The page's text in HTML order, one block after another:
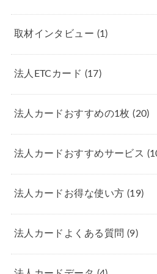
取材インタビュー (1)
法人ETCカード (17)
法人カードおすすめの1枚(20)
法人カードおすすめサービス
法人カードお得な使い方 (19)
法人カードよくある質問 (9)